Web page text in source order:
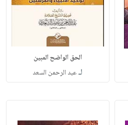
الحق الواضح المبين
لـعبد الرحمن السعد